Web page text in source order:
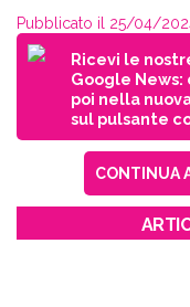
Pubblicato il 25/04/
Ricevi le
Google News:
poi nella
sul pulsante
CONTINUA